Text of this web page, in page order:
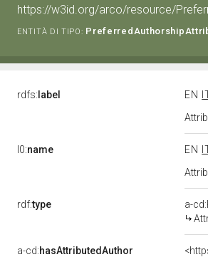
https://w3id.org/arco/resource/
ENTITÀ DI TIPO:
rdfs: label EN
l0:name EN
rdf:type
a-
a-cd:hasAttributedAuthor